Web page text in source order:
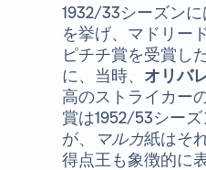
1932/33シーズンに
を挙げ、マドリー
ピチチ賞を受賞し
に、当時、 オリバ
高のストライカー
賞は1952/53シー
が、
マルカ紙はそ
得点王も象徴的に